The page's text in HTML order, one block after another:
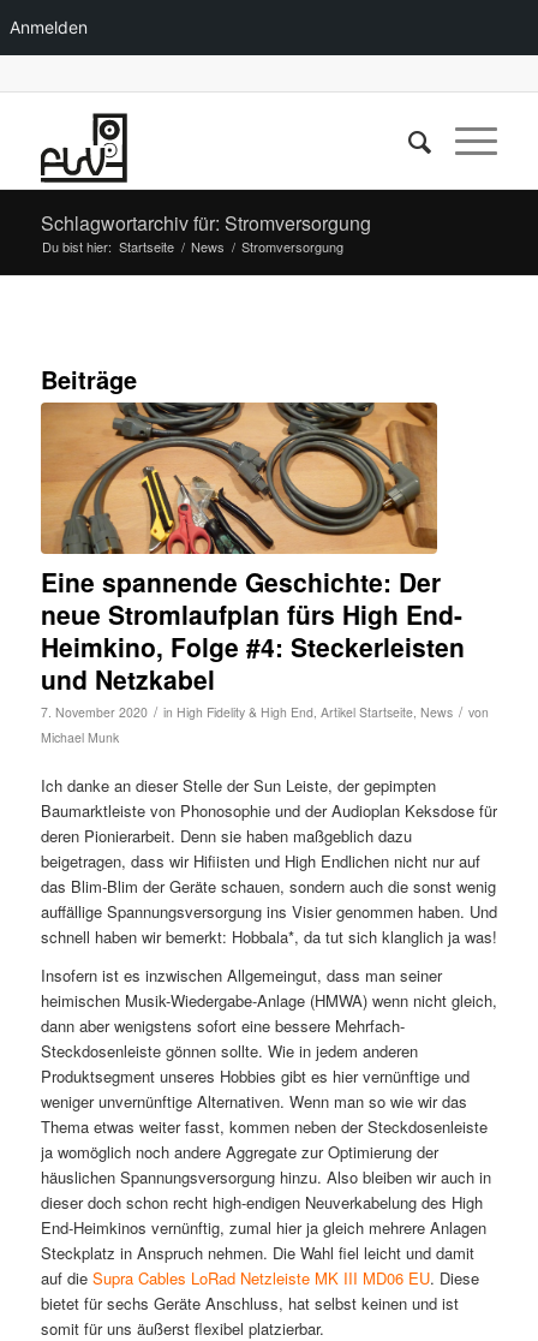
Anmelden
Schlagwortarchiv für: Stromversorgung
Du bist hier: Startseite / News / Stromversorgung
Beiträge
Eine spannende Geschichte: Der
neue Stromlaufplan fürs High End-
Heimkino, Folge #4: Steckerleisten
und Netzkabel
7. November 2020 / in High Fidelity & High End, Artikel Startseite, News / von
Michael Munk
Ich danke an dieser Stelle der Sun Leiste, der gepimpten
Baumarktleiste von Phonosophie und der Audioplan Keksdose für
deren Pionierarbeit. Denn sie haben maßgeblich dazu
beigetragen, dass wir Hifiisten und High Endlichen nicht nur auf
das Blim-Blim der Geräte schauen, sondern auch die sonst wenig
auffällige Spannungsversorgung ins Visier genommen haben. Und
schnell haben wir bemerkt: Hobbala*, da tut sich klanglich ja was!
Insofern ist es inzwischen Allgemeingut, dass man seiner
heimischen Musik-Wiedergabe-Anlage (HMWA) wenn nicht gleich,
dann aber wenigstens sofort eine bessere Mehrfach-
Steckdosenleiste gönnen sollte. Wie in jedem anderen
Produktsegment unseres Hobbies gibt es hier vernünftige und
weniger unvernünftige Alternativen. Wenn man so wie wir das
Thema etwas weiter fasst, kommen neben der Steckdosenleiste
ja womöglich noch andere Aggregate zur Optimierung der
häuslichen Spannungsversorgung hinzu. Also bleiben wir auch in
dieser doch schon recht high-endigen Neuverkabelung des High
End-Heimkinos vernünftig, zumal hier ja gleich mehrere Anlagen
Steckplatz in Anspruch nehmen. Die Wahl fiel leicht und damit
auf die Supra Cables LoRad Netzleiste MK III MD06 EU. Diese
bietet für sechs Geräte Anschluss, hat selbst keinen und ist
somit für uns äußerst flexibel platzierbar.